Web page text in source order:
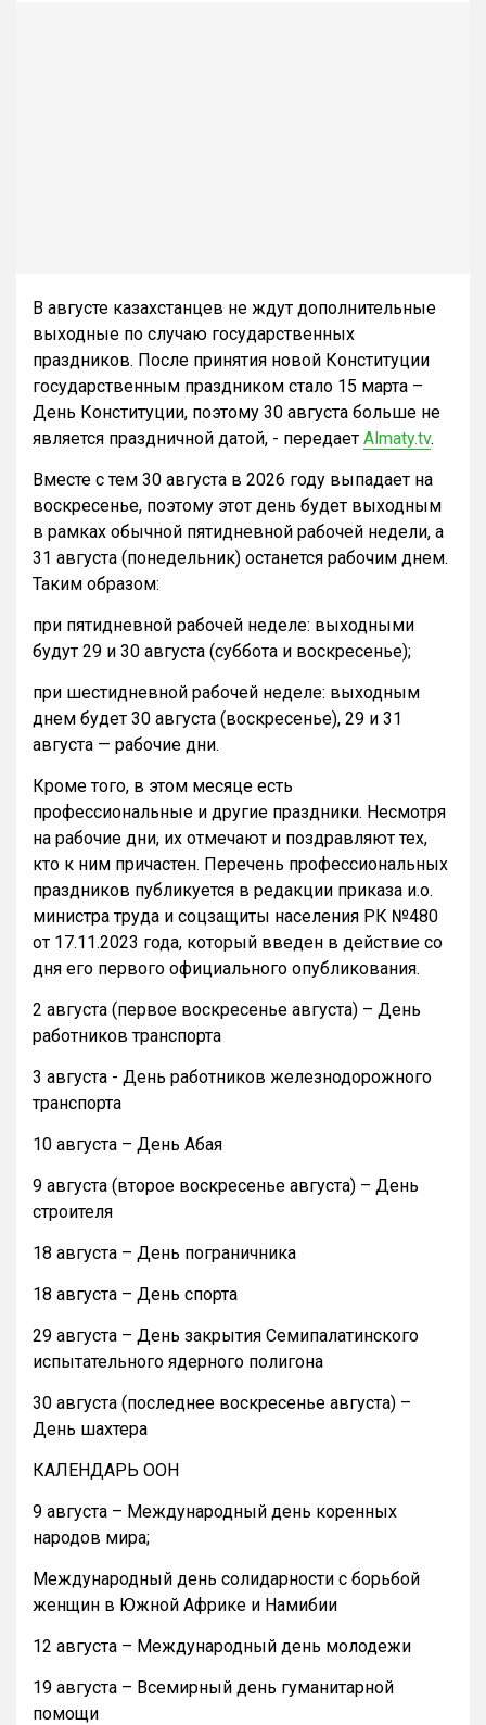
В августе казахстанцев не ждут дополнительные
выходные по случаю государственных
праздников. После принятия новой Конституции
государственным праздником стало 15 марта –
День Конституции, поэтому 30 августа больше не
является праздничной датой, - передает Almaty.tv.
Вместе с тем 30 августа в 2026 году выпадает на
воскресенье, поэтому этот день будет выходным
в рамках обычной пятидневной рабочей недели, а
31 августа (понедельник) останется рабочим днем.
Таким образом:
при пятидневной рабочей неделе: выходными
будут 29 и 30 августа (суббота и воскресенье);
при шестидневной рабочей неделе: выходным
днем будет 30 августа (воскресенье), 29 и 31
августа — рабочие дни.
Кроме того, в этом месяце есть
профессиональные и другие праздники. Несмотря
на рабочие дни, их отмечают и поздравляют тех,
кто к ним причастен. Перечень профессиональных
праздников публикуется в редакции приказа и.о.
министра труда и соцзащиты населения РК №480
от 17.11.2023 года, который введен в действие со
дня его первого официального опубликования.
2 августа (первое воскресенье августа) – День
работников транспорта
3 августа - День работников железнодорожного
транспорта
10 августа – День Абая
9 августа (второе воскресенье августа) – День
строителя
18 августа – День пограничника
18 августа – День спорта
29 августа – День закрытия Семипалатинского
испытательного ядерного полигона
30 августа (последнее воскресенье августа) –
День шахтера
КАЛЕНДАРЬ ООН
9 августа – Международный день коренных
народов мира;
Международный день солидарности с борьбой
женщин в Южной Африке и Намибии
12 августа – Международный день молодежи
19 августа – Всемирный день гуманитарной
помощи